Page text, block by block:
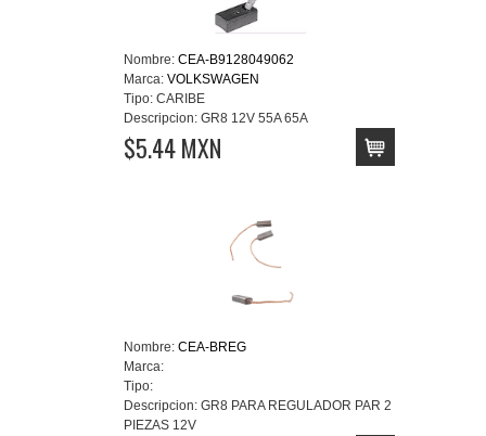
Nombre: CEA-B9128049062
Marca: VOLKSWAGEN
Tipo: CARIBE
Descripcion: GR8 12V 55A 65A
$5.44 MXN
Nombre: CEA-BREG
Marca:
Tipo:
Descripcion: GR8 PARA REGULADOR PAR 2
PIEZAS 12V